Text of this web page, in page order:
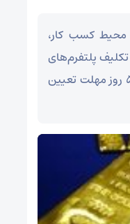
محیط کسب کار،
پلتفرم‌های
مبادله طلای خام و آب‌شده ۵۰ روز مهلت تعیین